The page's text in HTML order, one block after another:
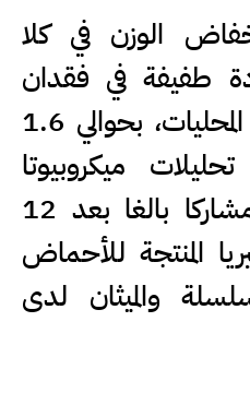
الوزن في كلا
طفيفة في فقدان
الوزن لدى مجموعة المحليات، بحوالي 1.6
ميكروبيوتا
الأمعاء لدى 137 مشاركا بالغا بعد 12
المنتجة للأحماض
والميثان لدى